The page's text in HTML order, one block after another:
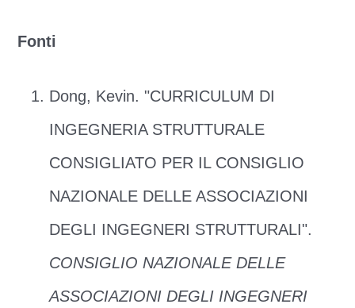
Fonti
Dong, Kevin. "CURRICULUM DI
INGEGNERIA STRUTTURALE
CONSIGLIATO PER IL CONSIGLIO
NAZIONALE DELLE ASSOCIAZIONI
DEGLI INGEGNERI STRUTTURALI".
CONSIGLIO NAZIONALE DELLE
ASSOCIAZIONI DEGLI INGEGNERI